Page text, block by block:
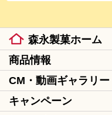
森永製菓ホーム
商品情報
CM・動画ギャラリー
キャンペーン